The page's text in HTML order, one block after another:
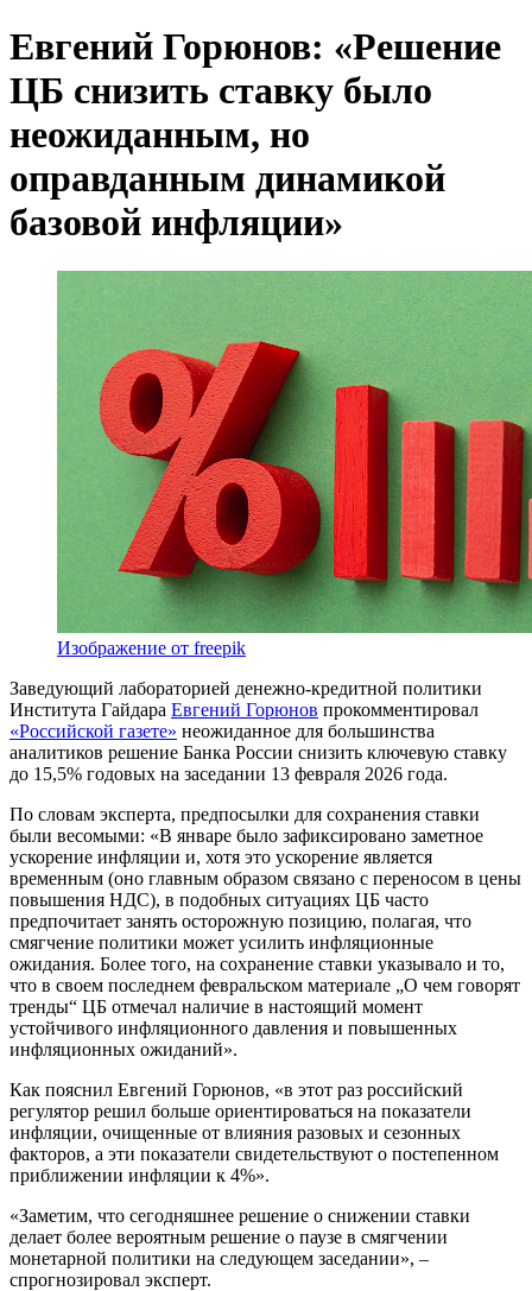
Евгений Горюнов: «Решение
ЦБ снизить ставку было
неожиданным, но
оправданным динамикой
базовой инфляции»
Изображение от freepik
Заведующий лабораторией денежно-кредитной политики
Института Гайдара Евгений Горюнов прокомментировал
«Российской газете» неожиданное для большинства
аналитиков решение Банка России снизить ключевую ставку
до 15,5% годовых на заседании 13 февраля 2026 года.
По словам эксперта, предпосылки для сохранения ставки
были весомыми: «В январе было зафиксировано заметное
ускорение инфляции и, хотя это ускорение является
временным (оно главным образом связано с переносом в цены
повышения НДС), в подобных ситуациях ЦБ часто
предпочитает занять осторожную позицию, полагая, что
смягчение политики может усилить инфляционные
ожидания. Более того, на сохранение ставки указывало и то,
что в своем последнем февральском материале „О чем говорят
тренды“ ЦБ отмечал наличие в настоящий момент
устойчивого инфляционного давления и повышенных
инфляционных ожиданий».
Как пояснил Евгений Горюнов, «в этот раз российский
регулятор решил больше ориентироваться на показатели
инфляции, очищенные от влияния разовых и сезонных
факторов, а эти показатели свидетельствуют о постепенном
приближении инфляции к 4%».
«Заметим, что сегодняшнее решение о снижении ставки
делает более вероятным решение о паузе в смягчении
монетарной политики на следующем заседании», –
спрогнозировал эксперт.